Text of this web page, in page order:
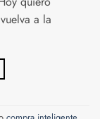
a la